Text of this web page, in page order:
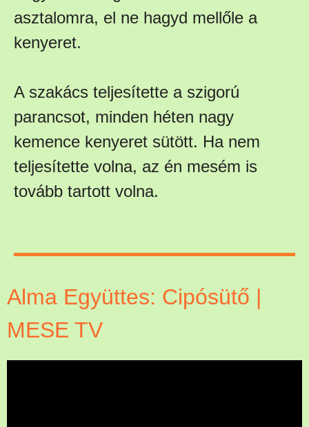
asztalomra, el ne hagyd mellőle a
kenyeret.
A szakács teljesítette a szigorú
parancsot, minden héten nagy
kemence kenyeret sütött. Ha nem
teljesítette volna, az én mesém is
tovább tartott volna.
Alma Együttes: Cipósütő |
MESE TV